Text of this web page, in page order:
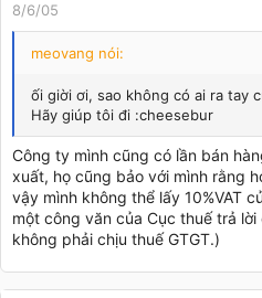
8/6/05
meovang nói:
ối giời ơi, sao không có ai ra tay
Hãy giúp tôi đi :cheesebur
Công ty mình cũng có lần bán
xuất, họ cũng bảo với mình rằng
vậy mình không thể lấy 10%VAT
một công văn của Cục thuế trả
không phải chịu thuế GTGT.)